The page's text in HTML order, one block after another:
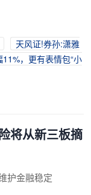
天风证!券孙:潇雅
，更有表情包“小
将从新三板摘
护金融稳定